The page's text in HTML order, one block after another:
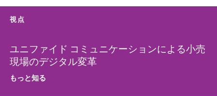
視点
ユニファイド コミュニケーションによる小売
現場のデジタル変革
もっと知る